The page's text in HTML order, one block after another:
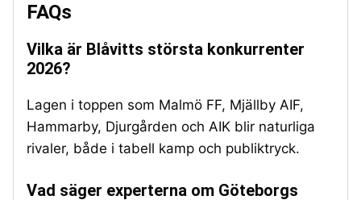
FAQs
Vilka är Blåvitts största konkurrenter
2026?
Lagen i toppen som Malmö FF, Mjällby AIF,
Hammarby, Djurgården och AIK blir naturliga
rivaler, både i tabell kamp och publiktryck.
Vad säger experterna om Göteborgs